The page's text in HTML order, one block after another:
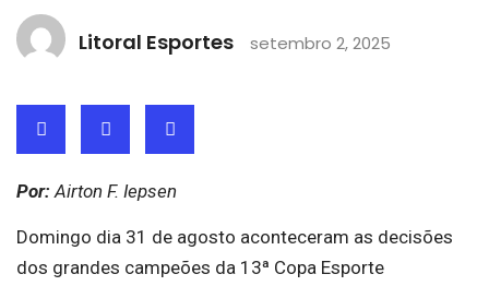
Litoral Esportes setembro 2, 2025
Por:Airton F. Iepsen
Domingo dia 31 de agosto aconteceram as decisões
dos grandes campeões da 13ª Copa Esporte